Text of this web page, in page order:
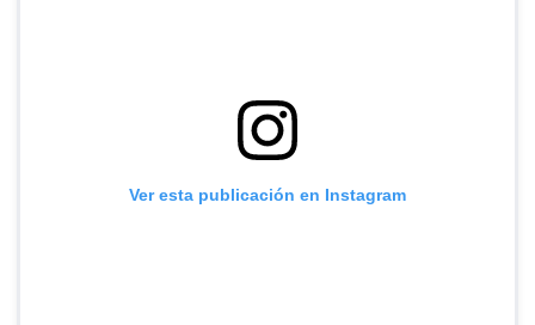
Ver esta publicación en Instagram